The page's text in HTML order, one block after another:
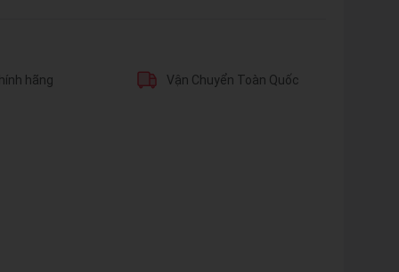
hãng Vận Chuyển Toàn Quốc